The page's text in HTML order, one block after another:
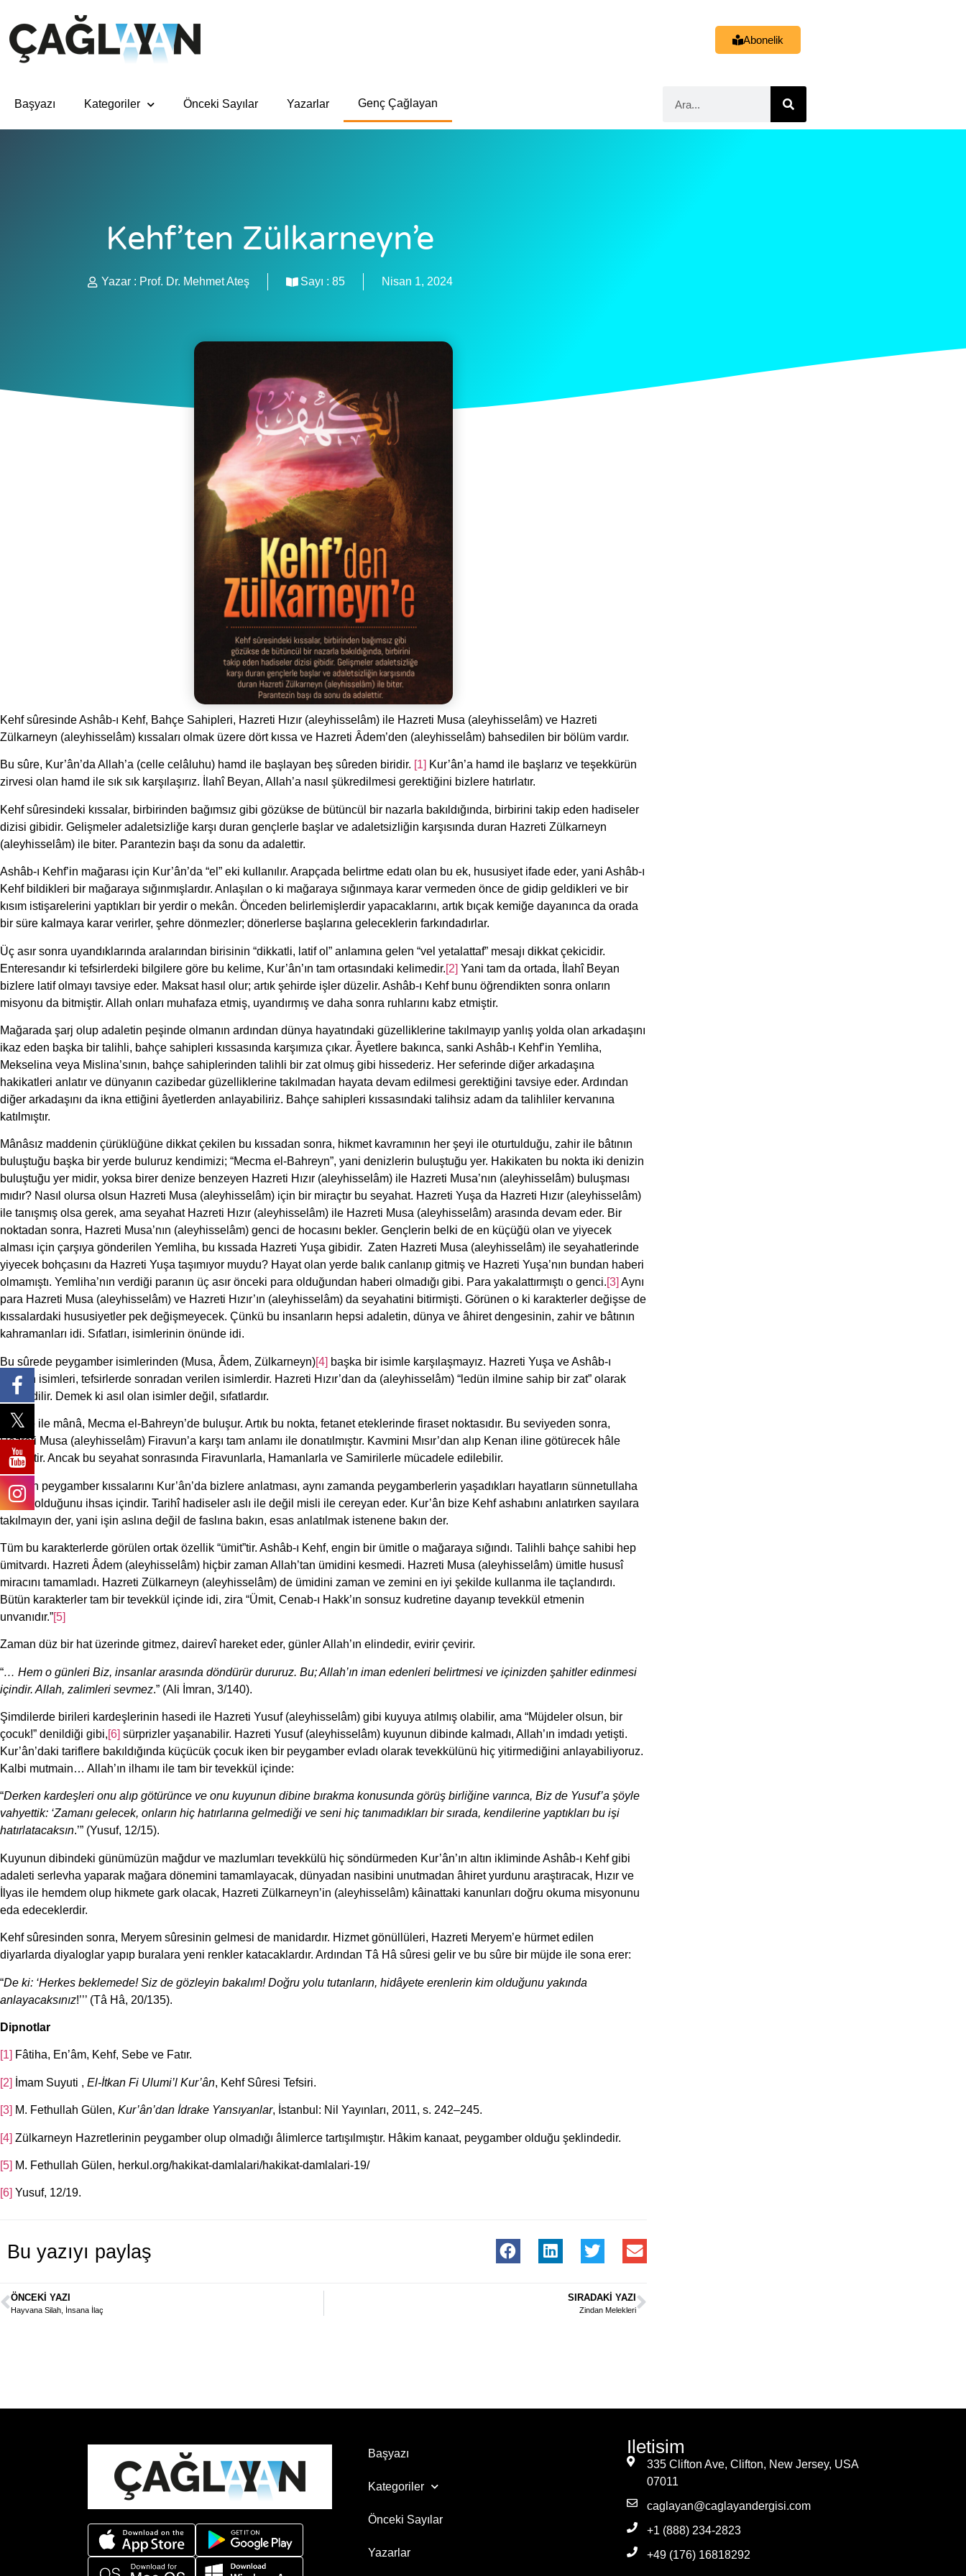
Abonelik
Başyazı Kategoriler Önceki Sayılar Yazarlar Genç Çağlayan
Kehf’ten Zülkarneyn’e
Yazar : Prof. Dr. Mehmet Ateş Sayı : 85 Nisan 1, 2024
Kehf sûresinde Ashâb-ı Kehf, Bahçe Sahipleri, Hazreti Hızır (aleyhisselâm) ile Hazreti Musa (aleyhisselâm) ve Hazreti
Zülkarneyn (aleyhisselâm) kıssaları olmak üzere dört kıssa ve Hazreti Âdem’den (aleyhisselâm) bahsedilen bir bölüm vardır.
Bu sûre, Kur’ân’da Allah’a (celle celâluhu) hamd ile başlayan beş sûreden biridir. [1] Kur’ân’a hamd ile başlarız ve teşekkürün
zirvesi olan hamd ile sık sık karşılaşırız. İlahî Beyan, Allah’a nasıl şükredilmesi gerektiğini bizlere hatırlatır.
Kehf sûresindeki kıssalar, birbirinden bağımsız gibi gözükse de bütüncül bir nazarla bakıldığında, birbirini takip eden hadiseler
dizisi gibidir. Gelişmeler adaletsizliğe karşı duran gençlerle başlar ve adaletsizliğin karşısında duran Hazreti Zülkarneyn
(aleyhisselâm) ile biter. Parantezin başı da sonu da adalettir.
Ashâb-ı Kehf’in mağarası için Kur’ân’da “el” eki kullanılır. Arapçada belirtme edatı olan bu ek, hususiyet ifade eder, yani Ashâb-ı
Kehf bildikleri bir mağaraya sığınmışlardır. Anlaşılan o ki mağaraya sığınmaya karar vermeden önce de gidip geldikleri ve bir
kısım istişarelerini yaptıkları bir yerdir o mekân. Önceden belirlemişlerdir yapacaklarını, artık bıçak kemiğe dayanınca da orada
bir süre kalmaya karar verirler, şehre dönmezler; dönerlerse başlarına geleceklerin farkındadırlar.
Üç asır sonra uyandıklarında aralarından birisinin “dikkatli, latif ol” anlamına gelen “vel yetalattaf” mesajı dikkat çekicidir.
Enteresandır ki tefsirlerdeki bilgilere göre bu kelime, Kur’ân’ın tam ortasındaki kelimedir.[2] Yani tam da ortada, İlahî Beyan
bizlere latif olmayı tavsiye eder. Maksat hasıl olur; artık şehirde işler düzelir. Ashâb-ı Kehf bunu öğrendikten sonra onların
misyonu da bitmiştir. Allah onları muhafaza etmiş, uyandırmış ve daha sonra ruhlarını kabz etmiştir.
Mağarada şarj olup adaletin peşinde olmanın ardından dünya hayatındaki güzelliklerine takılmayıp yanlış yolda olan arkadaşını
ikaz eden başka bir talihli, bahçe sahipleri kıssasında karşımıza çıkar. Âyetlere bakınca, sanki Ashâb-ı Kehf’in Yemliha,
Mekselina veya Mislina’sının, bahçe sahiplerinden talihli bir zat olmuş gibi hissederiz. Her seferinde diğer arkadaşına
hakikatleri anlatır ve dünyanın cazibedar güzelliklerine takılmadan hayata devam edilmesi gerektiğini tavsiye eder. Ardından
diğer arkadaşını da ikna ettiğini âyetlerden anlayabiliriz. Bahçe sahipleri kıssasındaki talihsiz adam da talihliler kervanına
katılmıştır.
Mânâsız maddenin çürüklüğüne dikkat çekilen bu kıssadan sonra, hikmet kavramının her şeyi ile oturtulduğu, zahir ile bâtının
buluştuğu başka bir yerde buluruz kendimizi; “Mecma el-Bahreyn”, yani denizlerin buluştuğu yer. Hakikaten bu nokta iki denizin
buluştuğu yer midir, yoksa birer denize benzeyen Hazreti Hızır (aleyhisselâm) ile Hazreti Musa’nın (aleyhisselâm) buluşması
mıdır? Nasıl olursa olsun Hazreti Musa (aleyhisselâm) için bir miraçtır bu seyahat. Hazreti Yuşa da Hazreti Hızır (aleyhisselâm)
ile tanışmış olsa gerek, ama seyahat Hazreti Hızır (aleyhisselâm) ile Hazreti Musa (aleyhisselâm) arasında devam eder. Bir
noktadan sonra, Hazreti Musa’nın (aleyhisselâm) genci de hocasını bekler. Gençlerin belki de en küçüğü olan ve yiyecek
alması için çarşıya gönderilen Yemliha, bu kıssada Hazreti Yuşa gibidir. Zaten Hazreti Musa (aleyhisselâm) ile seyahatlerinde
yiyecek bohçasını da Hazreti Yuşa taşımıyor muydu? Hayat olan yerde balık canlanıp gitmiş ve Hazreti Yuşa’nın bundan haberi
olmamıştı. Yemliha’nın verdiği paranın üç asır önceki para olduğundan haberi olmadığı gibi. Para yakalattırmıştı o genci.[3] Aynı
para Hazreti Musa (aleyhisselâm) ve Hazreti Hızır’ın (aleyhisselâm) da seyahatini bitirmişti. Görünen o ki karakterler değişse de
kıssalardaki hususiyetler pek değişmeyecek. Çünkü bu insanların hepsi adaletin, dünya ve âhiret dengesinin, zahir ve bâtının
kahramanları idi. Sıfatları, isimlerinin önünde idi.
Bu sûrede peygamber isimlerinden (Musa, Âdem, Zülkarneyn)[4] başka bir isimle karşılaşmayız. Hazreti Yuşa ve Ashâb-ı
Kehf’in isimleri, tefsirlerde sonradan verilen isimlerdir. Hazreti Hızır’dan da (aleyhisselâm) “ledün ilmine sahip bir zat” olarak
bahsedilir. Demek ki asıl olan isimler değil, sıfatlardır.
Madde ile mânâ, Mecma el-Bahreyn’de buluşur. Artık bu nokta, fetanet eteklerinde firaset noktasıdır. Bu seviyeden sonra,
Hazreti Musa (aleyhisselâm) Firavun’a karşı tam anlamı ile donatılmıştır. Kavmini Mısır’dan alıp Kenan iline götürecek hâle
gelmiştir. Ancak bu seyahat sonrasında Firavunlarla, Hamanlarla ve Samirilerle mücadele edilebilir.
Allah’ın peygamber kıssalarını Kur’ân’da bizlere anlatması, aynı zamanda peygamberlerin yaşadıkları hayatların sünnetullaha
uygun olduğunu ihsas içindir. Tarihî hadiseler aslı ile değil misli ile cereyan eder. Kur’ân bize Kehf ashabını anlatırken sayılara
takılmayın der, yani işin aslına değil de faslına bakın, esas anlatılmak istenene bakın der.
Tüm bu karakterlerde görülen ortak özellik “ümit”tir. Ashâb-ı Kehf, engin bir ümitle o mağaraya sığındı. Talihli bahçe sahibi hep
ümitvardı. Hazreti Âdem (aleyhisselâm) hiçbir zaman Allah’tan ümidini kesmedi. Hazreti Musa (aleyhisselâm) ümitle hususî
miracını tamamladı. Hazreti Zülkarneyn (aleyhisselâm) de ümidini zaman ve zemini en iyi şekilde kullanma ile taçlandırdı.
Bütün karakterler tam bir tevekkül içinde idi, zira “Ümit, Cenab-ı Hakk’ın sonsuz kudretine dayanıp tevekkül etmenin
unvanıdır.”[5]
Zaman düz bir hat üzerinde gitmez, dairevî hareket eder, günler Allah’ın elindedir, evirir çevirir.
“… Hem o günleri Biz, insanlar arasında döndürür dururuz. Bu; Allah’ın iman edenleri belirtmesi ve içinizden şahitler edinmesi
içindir. Allah, zalimleri sevmez.” (Ali İmran, 3/140).
Şimdilerde birileri kardeşlerinin hasedi ile Hazreti Yusuf (aleyhisselâm) gibi kuyuya atılmış olabilir, ama “Müjdeler olsun, bir
çocuk!” denildiği gibi,[6] sürprizler yaşanabilir. Hazreti Yusuf (aleyhisselâm) kuyunun dibinde kalmadı, Allah’ın imdadı yetişti.
Kur’ân’daki tariflere bakıldığında küçücük çocuk iken bir peygamber evladı olarak tevekkülünü hiç yitirmediğini anlayabiliyoruz.
Kalbi mutmain… Allah’ın ilhamı ile tam bir tevekkül içinde:
“Derken kardeşleri onu alıp götürünce ve onu kuyunun dibine bırakma konusunda görüş birliğine varınca, Biz de Yusuf’a şöyle
vahyettik: ‘Zamanı gelecek, onların hiç hatırlarına gelmediği ve seni hiç tanımadıkları bir sırada, kendilerine yaptıkları bu işi
hatırlatacaksın.’” (Yusuf, 12/15).
Kuyunun dibindeki günümüzün mağdur ve mazlumları tevekkülü hiç söndürmeden Kur’ân’ın altın ikliminde Ashâb-ı Kehf gibi
adaleti serlevha yaparak mağara dönemini tamamlayacak, dünyadan nasibini unutmadan âhiret yurdunu araştıracak, Hızır ve
İlyas ile hemdem olup hikmete gark olacak, Hazreti Zülkarneyn’in (aleyhisselâm) kâinattaki kanunları doğru okuma misyonunu
eda edeceklerdir.
Kehf sûresinden sonra, Meryem sûresinin gelmesi de manidardır. Hizmet gönüllüleri, Hazreti Meryem’e hürmet edilen
diyarlarda diyaloglar yapıp buralara yeni renkler katacaklardır. Ardından Tâ Hâ sûresi gelir ve bu sûre bir müjde ile sona erer:
“De ki: ‘Herkes beklemede! Siz de gözleyin bakalım! Doğru yolu tutanların, hidâyete erenlerin kim olduğunu yakında
anlayacaksınız!’’’ (Tâ Hâ, 20/135).
Dipnotlar
[1] Fâtiha, En’âm, Kehf, Sebe ve Fatır.
[2] İmam Suyuti , El-İtkan Fi Ulumi’l Kur’ân, Kehf Sûresi Tefsiri.
[3] M. Fethullah Gülen, Kur’ân’dan İdrake Yansıyanlar, İstanbul: Nil Yayınları, 2011, s. 242–245.
[4] Zülkarneyn Hazretlerinin peygamber olup olmadığı âlimlerce tartışılmıştır. Hâkim kanaat, peygamber olduğu şeklindedir.
[5] M. Fethullah Gülen, herkul.org/hakikat-damlalari/hakikat-damlalari-19/
[6] Yusuf, 12/19.
Bu yazıyı paylaş
ÖNCEKI YAZI
Hayvana Silah, İnsana İlaç
SIRADAKI YAZI
Zindan Melekleri
Başyazı
Kategoriler
Önceki Sayılar
Yazarlar
Iletisim
335 Clifton Ave, Clifton, New Jersey, USA
07011
caglayan@caglayandergisi.com
+1 (888) 234-2823
+49 (176) 16818292